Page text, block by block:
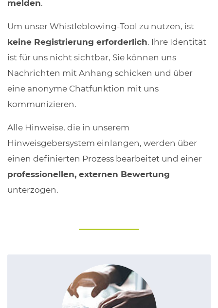
melden.
Um unser Whistleblowing-Tool zu nutzen, ist
keine Registrierung erforderlich. Ihre Identität
ist für uns nicht sichtbar, Sie können uns
Nachrichten mit Anhang schicken und über
eine anonyme Chatfunktion mit uns
kommunizieren.
Alle Hinweise, die in unserem
Hinweisgebersystem einlangen, werden über
einen definierten Prozess bearbeitet und einer
professionellen, externen Bewertung
unterzogen.